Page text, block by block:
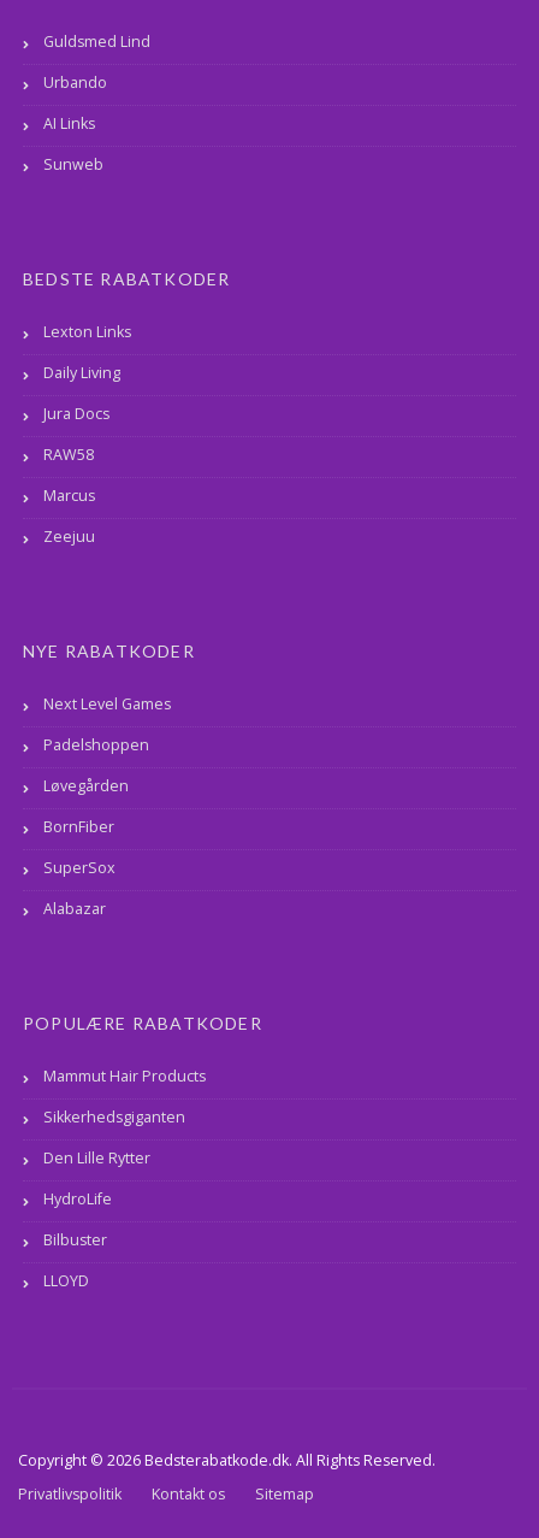
Guldsmed Lind
Urbando
AI Links
Sunweb
BEDSTE RABATKODER
Lexton Links
Daily Living
Jura Docs
RAW58
Marcus
Zeejuu
NYE RABATKODER
Next Level Games
Padelshoppen
Løvegården
BornFiber
SuperSox
Alabazar
POPULÆRE RABATKODER
Mammut Hair Products
Sikkerhedsgiganten
Den Lille Rytter
HydroLife
Bilbuster
LLOYD
Copyright © 2026 Bedsterabatkode.dk. All Rights Reserved.
Privatlivspolitik
Kontakt os Sitemap